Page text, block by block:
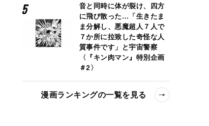
デレのあの姫君〈「光る君へ」どうなる？〉
音と同時に体が裂け、四方
に飛び散った…「生きたま
ま分解し、悪魔超人７人で
７か所に拉致した奇怪な人
質事件です」と宇宙警察
〈『キン肉マン』特別企画
＃2〉
漫画ランキングの一覧を見る